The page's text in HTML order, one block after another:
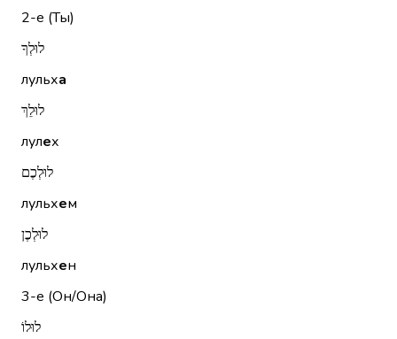
2-е (Ты)
לוּלְךָ
лульха
לוּלֵךְ
лулех
לוּלְכֶם
лульхем
לוּלְכֶן
лульхен
3-е (Он/Она)
לוּלוֹ